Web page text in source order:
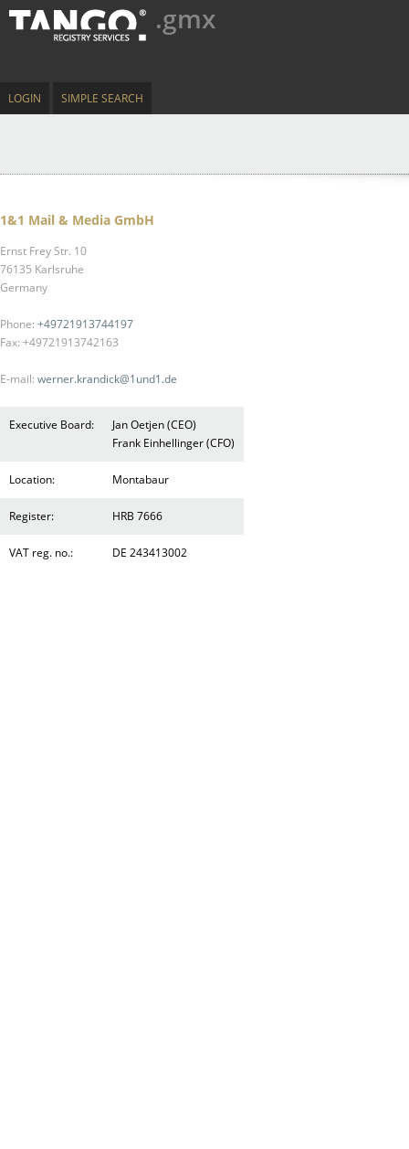
.gmx
LOGIN SIMPLE SEARCH
1&1 Mail & Media GmbH
Ernst Frey Str. 10
76135 Karlsruhe
Germany
Phone: +49721913744197
Fax: +49721913742163
E-mail: werner.krandick@1und1.de
Executive Board:
Jan Oetjen (CEO)
Frank Einhellinger (CFO)
Location: Montabaur
Register: HRB 7666
VAT reg. no.: DE 243413002